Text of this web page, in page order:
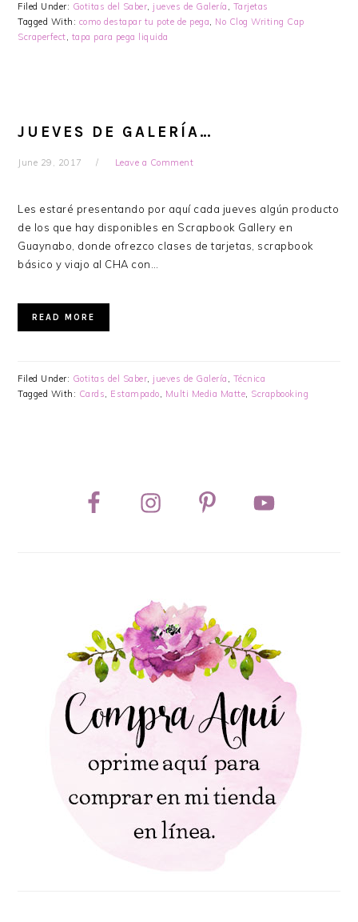
Filed Under: Gotitas del Saber, jueves de Galería , Tarjetas
Tagged With: como destapar tu pote de pega, No Clog Writing Cap
Scraperfect, tapa para pega liquida
JUEVES DE GALERÍA…
June 29, 2017 Leave a Comment
Les estaré presentando por aquí cada jueves algún producto
de los que hay disponibles en Scrapbook Gallery en
Guaynabo, donde ofrezco clases de tarjetas, scrapbook
básico y viajo al CHA con…
READ MORE
Filed Under: Gotitas del Saber, jueves de Galería , Técnica
Tagged With: Cards, Estampado, Multi Media Matte, Scrapbooking
SIDEBAR